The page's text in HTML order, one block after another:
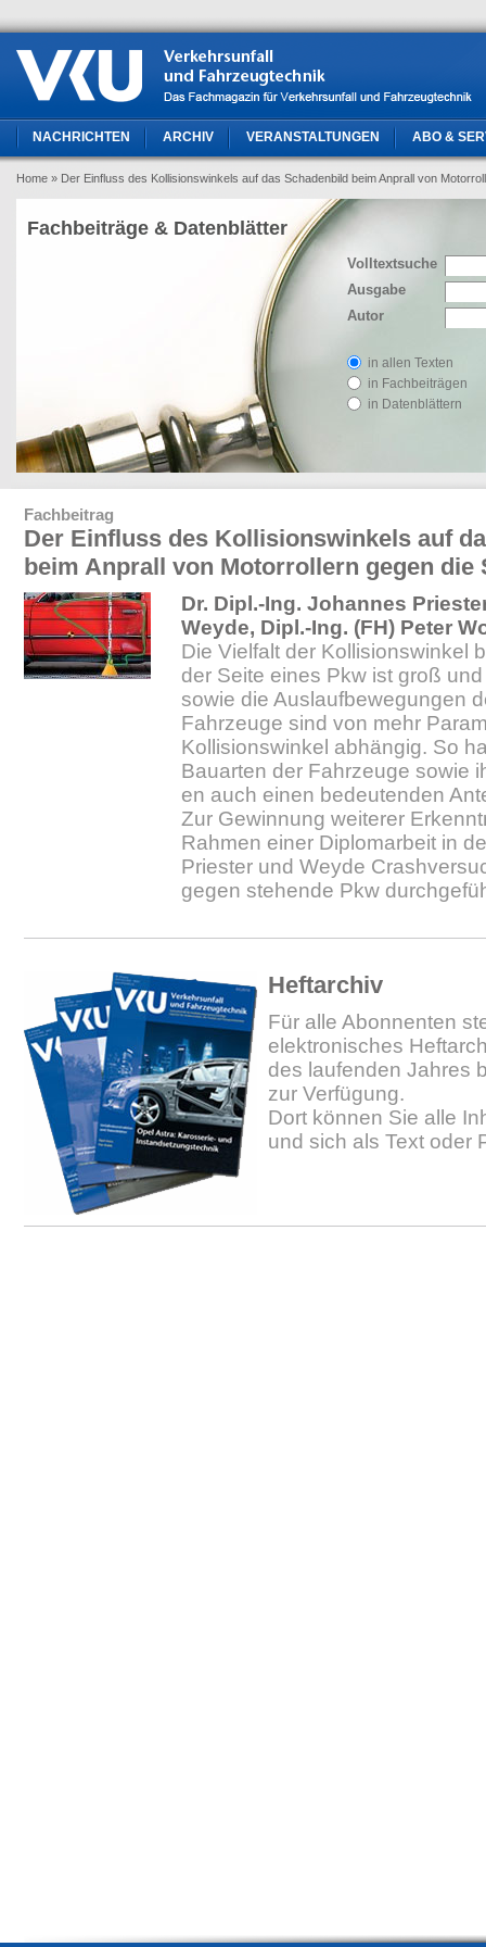
NACHRICHTEN ARCHIV VERANSTALTUNGEN ABO &
Home » Der Einfluss des Kollisionswinkels auf das Schadenbild beim Anprall von
Volltextsuche
Ausgabe
Autor
in allen Texten
in Fachbeiträgen
in Datenblättern
Fachbeiträge & Datenblätter
Fachbeitrag
Der Einfluss des Kollisionswinkels auf
beim Anprall von Motorrollern gegen die
Dr. Dipl.-Ing. Johannes
Weyde, Dipl.-Ing. (FH) Peter
Die Vielfalt der Kollisionswinkel
der Seite eines Pkw ist groß
sowie die Auslaufbewegungen
Fahrzeuge sind von mehr
Kollisionswinkel abhängig. So
Bauarten der Fahrzeuge sowie
en auch einen bedeutenden
Zur Gewinnung weiterer
Rahmen einer Diplomarbeit in
Priester und Weyde
gegen stehende Pkw
Heftarchiv
Für alle Abonnenten
elektronisches
des laufenden Jahres
zur Verfügung.
Dort können Sie alle
und sich als Text oder